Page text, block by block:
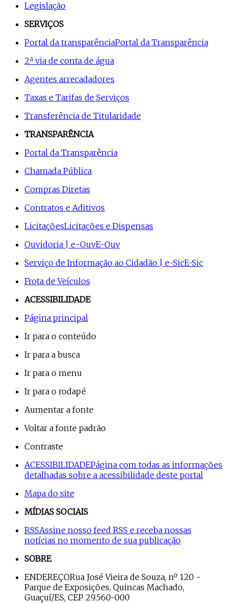
Legislação
SERVIÇOS
Portal da transparênciaPortal da Transparência
2ª via de conta de água
Agentes arrecadadores
Taxas e Tarifas de Serviços
Transferência de Titularidade
TRANSPARÊNCIA
Portal da Transparência
Chamada Pública
Compras Diretas
Contratos e Aditivos
LicitaçõesLicitações e Dispensas
Ouvidoria | e-OuvE-Ouv
Serviço de Informação ao Cidadão | e-SicE-Sic
Frota de Veículos
ACESSIBILIDADE
Página principal
Ir para o conteúdo
Ir para a busca
Ir para o menu
Ir para o rodapé
Aumentar a fonte
Voltar a fonte padrão
Contraste
ACESSIBILIDADEPágina com todas as informações
detalhadas sobre a acessibilidade deste portal
Mapa do site
MÍDIAS SOCIAIS
RSSAssine nosso feed RSS e receba nossas
notícias no momento de sua publicação
SOBRE
ENDEREÇORua José Vieira de Souza, nº 120 -
Parque de Exposições, Quincas Machado,
Guaçuí/ES, CEP 29.560-000